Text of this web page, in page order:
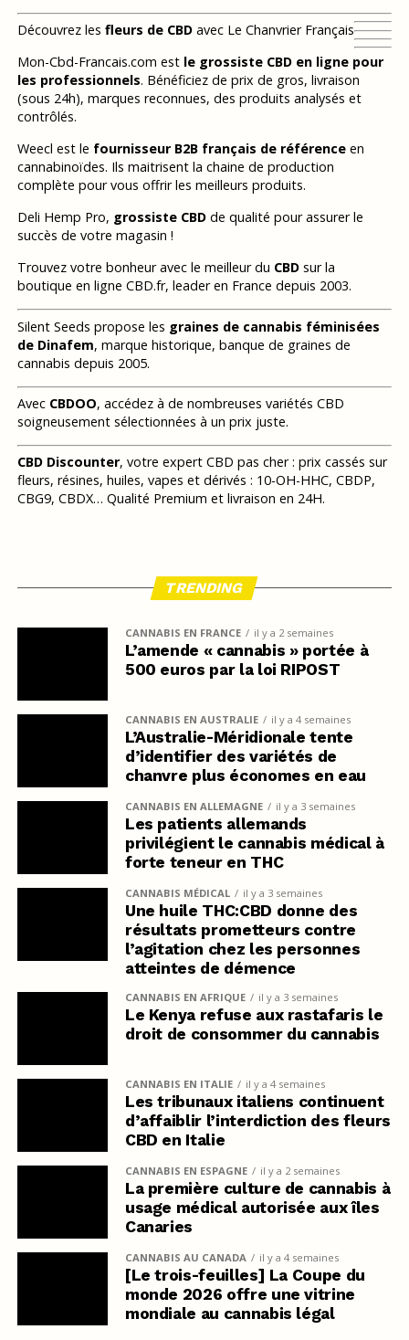
Découvrez les fleurs de CBDavec Le Chanvrier Français
Mon-Cbd-Francais.com est le grossiste CBD en ligne pour
les professionnels. Bénéficiez de prix de gros, livraison
(sous 24h), marques reconnues, des produits analysés et
contrôlés.
Weecl est le fournisseur B2B français de référenceen
cannabinoïdes. Ils maitrisent la chaine de production
complète pour vous offrir les meilleurs produits.
Deli Hemp Pro, grossiste CBDde qualité pour assurer le
succès de votre magasin !
Trouvez votre bonheur avec le meilleur du CBDsur la
boutique en ligne CBD.fr, leader en France depuis 2003.
Silent Seeds propose les graines de cannabis féminisées
de Dinafem, marque historique, banque de graines de
cannabis depuis 2005.
Avec CBDOO, accédez à de nombreuses variétés CBD
soigneusement sélectionnées à un prix juste.
CBD Discounter, votre expert CBD pas cher : prix cassés sur
fleurs, résines, huiles, vapes et dérivés : 10-OH-HHC, CBDP,
CBG9, CBDX… Qualité Premium et livraison en 24H.
TRENDING
CANNABIS EN FRANCE il y a 2 semaines
L’amende « cannabis » portée à
500 euros par la loi RIPOST
CANNABIS EN AUSTRALIE il y a 4 semaines
L’Australie-Méridionale tente
d’identifier des variétés de
chanvre plus économes en eau
CANNABIS EN ALLEMAGNE il y a 3 semaines
Les patients allemands
privilégient le cannabis médical à
forte teneur en THC
CANNABIS MÉDICAL il y a 3 semaines
Une huile THC:CBD donne des
résultats prometteurs contre
l’agitation chez les personnes
atteintes de démence
CANNABIS EN AFRIQUE il y a 3 semaines
Le Kenya refuse aux rastafaris le
droit de consommer du cannabis
CANNABIS EN ITALIE il y a 4 semaines
Les tribunaux italiens continuent
d’affaiblir l’interdiction des fleurs
CBD en Italie
CANNABIS EN ESPAGNE il y a 2 semaines
La première culture de cannabis à
usage médical autorisée aux îles
Canaries
CANNABIS AU CANADA il y a 4 semaines
[Le trois-feuilles] La Coupe du
monde 2026 offre une vitrine
mondiale au cannabis légal